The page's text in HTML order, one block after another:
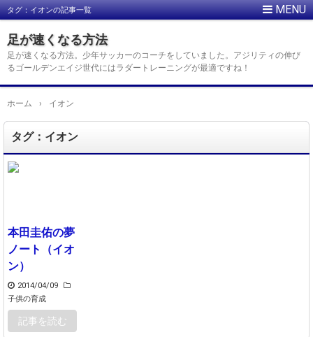
タグ：イオンの記事一覧
足が速くなる方法
足が速くなる方法。少年サッカーのコーチをしていました。アジリティの伸び
るゴールデンエイジ世代にはラダートレーニングが最適ですね！
ホーム › イオン
タグ：イオン
本田圭佑の夢
ノート（イオ
ン）
2014/04/09
子供の育成
記事を読む